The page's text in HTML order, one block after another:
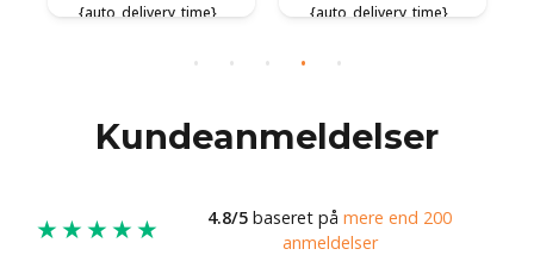
{auto_delivery_time} {auto_delivery_time}
Kundeanmeldelser
★★★★★ 4.8/5 baseret på mere end 200
anmeldelser